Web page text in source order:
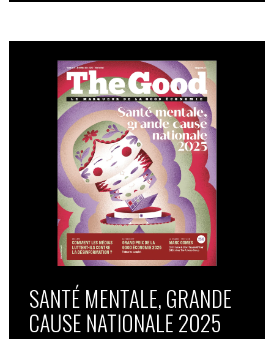
SANTÉ MENTALE, GRANDE
CAUSE NATIONALE 2025